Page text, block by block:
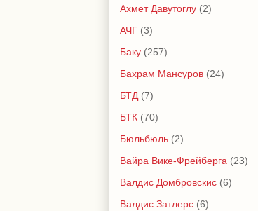
Ахмет Давутоглу (2)
АЧГ (3)
Баку (257)
Бахрам Мансуров (24)
БТД (7)
БТК (70)
Бюльбюль (2)
Вайра Вике-Фрейберга (23)
Валдис Домбровскис (6)
Валдис Затлерс (6)